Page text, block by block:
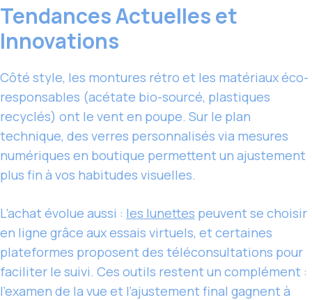
Tendances Actuelles et
Innovations
Côté style, les montures rétro et les matériaux éco-
responsables (acétate bio-sourcé, plastiques
recyclés) ont le vent en poupe. Sur le plan
technique, des verres personnalisés via mesures
numériques en boutique permettent un ajustement
plus fin à vos habitudes visuelles.
L’achat évolue aussi : les lunettes peuvent se choisir
en ligne grâce aux essais virtuels, et certaines
plateformes proposent des téléconsultations pour
faciliter le suivi. Ces outils restent un complément :
l’examen de la vue et l’ajustement final gagnent à